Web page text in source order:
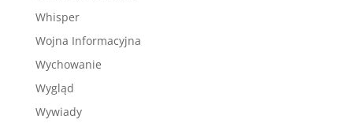
Whisper
Wojna Informacyjna
Wychowanie
Wygląd
Wywiady